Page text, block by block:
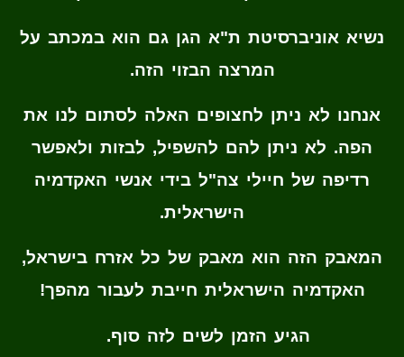
נשיא אוניברסיטת ת"א הגן גם הוא במכתב על
המרצה הבזוי הזה.
אנחנו לא ניתן לחצופים האלה לסתום לנו את
הפה. לא ניתן להם להשפיל, לבזות ולאפשר
רדיפה של חיילי צה"ל בידי אנשי האקדמיה
הישראלית.
המאבק הזה הוא מאבק של כל אזרח בישראל,
האקדמיה הישראלית חייבת לעבור מהפך!
הגיע הזמן לשים לזה סוף.